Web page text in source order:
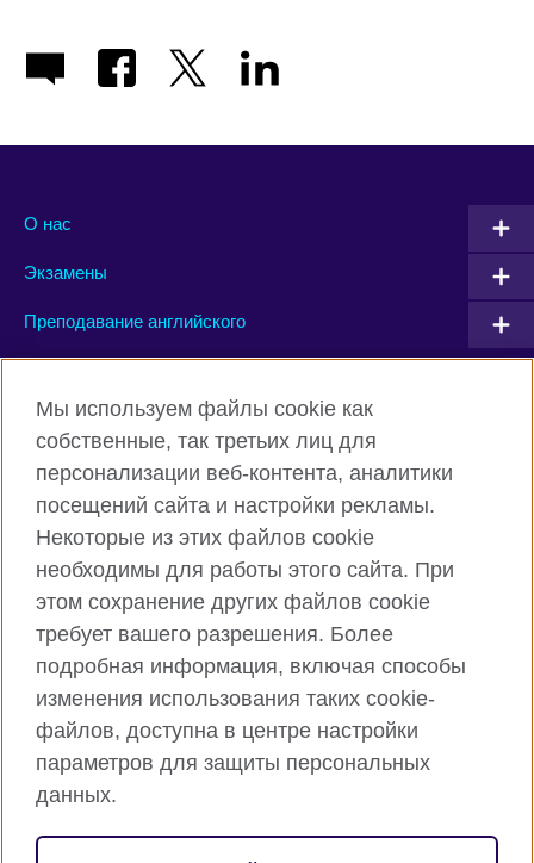
О нас
Экзамены
Преподавание английского
Facebook Twitter
Instagram YouTube
British Council глобально
Privacy and terms of use
Cookies
Карта сайта
© 2026 British Council
Мы используем файлы cookie как
собственные, так третьих лиц для
персонализации веб-контента, аналитики
посещений сайта и настройки рекламы.
Некоторые из этих файлов cookie
необходимы для работы этого сайта. При
этом сохранение других файлов cookie
требует вашего разрешения. Более
подробная информация, включая способы
изменения использования таких cookie-
файлов, доступна в центре настройки
параметров для защиты персональных
данных.